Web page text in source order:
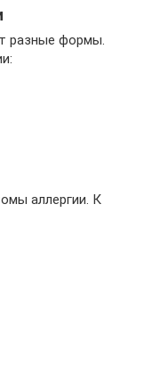
разные формы.
аллергии. К